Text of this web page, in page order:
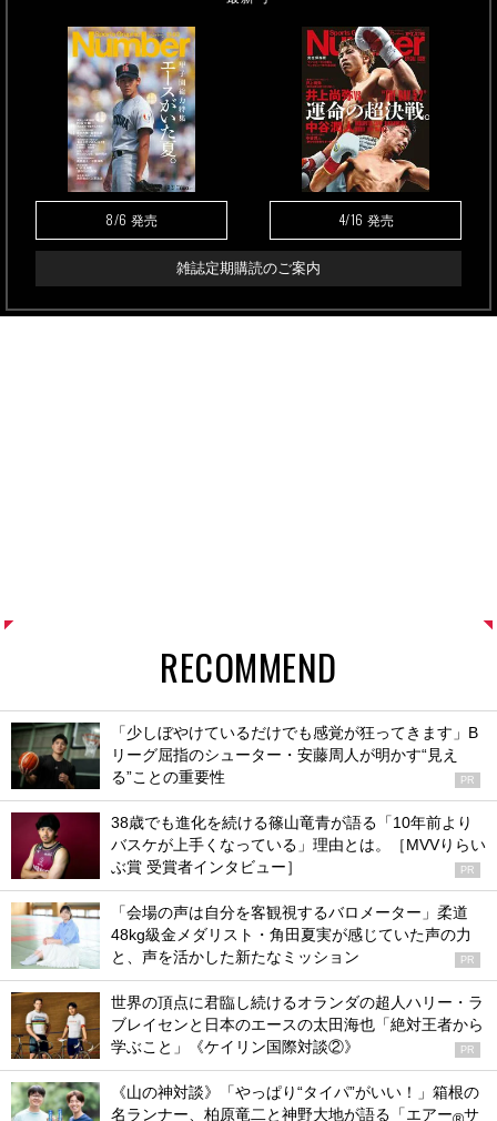
8/6 発売 4/16 発売
雑誌定期購読のご案内
RECOMMEND
「少しぼやけているだけでも感覚が狂ってきます」B
リーグ屈指のシューター・安藤周人が明かす“見え
る”ことの重要性
PR
38歳でも進化を続ける篠山竜青が語る「10年前より
バスケが上手くなっている」理由とは。［MVVりらい
ぶ賞 受賞者インタビュー］
PR
「会場の声は自分を客観視するバロメーター」柔道
48kg級金メダリスト・角田夏実が感じていた声の力
と、声を活かした新たなミッション
PR
世界の頂点に君臨し続けるオランダの超人ハリー・ラ
ブレイセンと日本のエースの太田海也「絶対王者から
学ぶこと」《ケイリン国際対談②》
PR
《山の神対談》「やっぱり“タイパ”がいい！」箱根の
名ランナー、柏原竜二と神野大地が語る「エアー
サ